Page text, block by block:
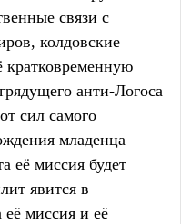
связи с
колдовские
кратковременную
анти-Логоса
сил самого
младенца
её миссия будет
явится в
её миссия и её